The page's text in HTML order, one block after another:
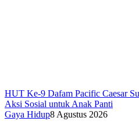
HUT Ke-9 Dafam Pacific Caesar
Aksi Sosial untuk Anak Panti
Gaya Hidup8 Agustus 2026